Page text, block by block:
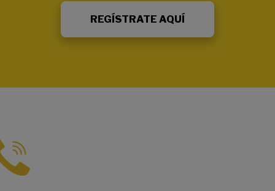
REGÍSTRATE AQUÍ